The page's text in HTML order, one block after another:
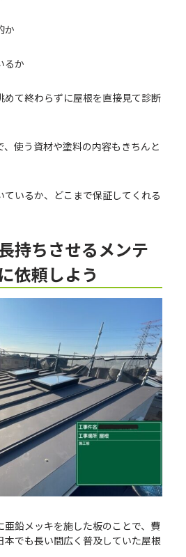
か
るか
めて終わらずに屋根を直接見て診断
、使う資材や塗料の内容もきちんと
ているか、どこまで保証してくれる
持ちさせるメンテ
依頼しよう
亜鉛メッキを施した板のことで、費
本でも長い間広く普及していた屋根